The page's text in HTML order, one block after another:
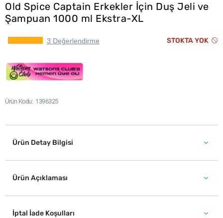
Old Spice Captain Erkekler İçin Duş Jeli ve
Şampuan 1000 ml Ekstra-XL
3 Değerlendirme STOKTA YOK
Ürün Kodu 1396325
Ürün Detay Bilgisi
Ürün Açıklaması
İptal İade Koşulları